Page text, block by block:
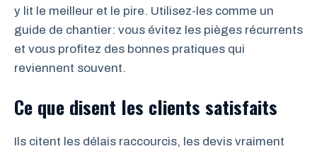
y lit le meilleur et le pire. Utilisez-les comme un
guide de chantier: vous évitez les pièges récurrents
et vous profitez des bonnes pratiques qui
reviennent souvent.
Ce que disent les clients satisfaits
Ils citent les délais raccourcis, les devis vraiment